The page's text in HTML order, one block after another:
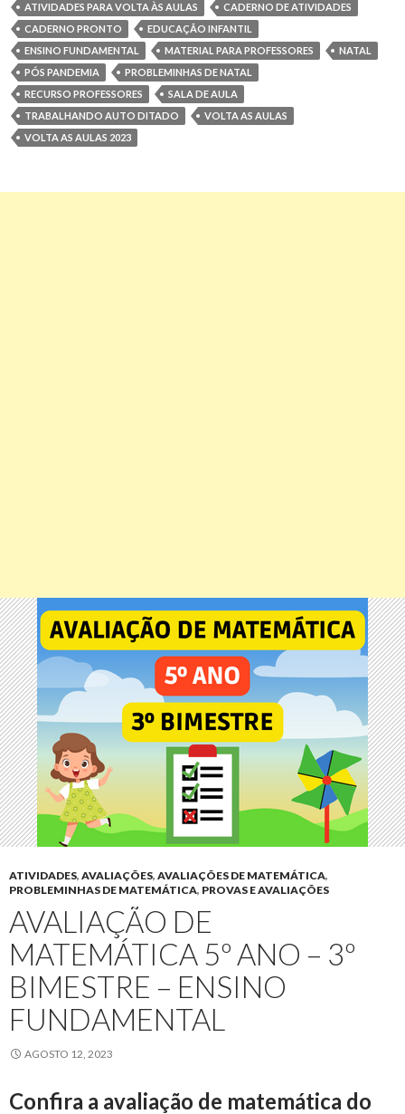
ATIVIDADES PARA VOLTA ÀS AULAS
CADERNO DE ATIVIDADES
CADERNO PRONTO
EDUCAÇÃO INFANTIL
ENSINO FUNDAMENTAL
MATERIAL PARA PROFESSORES
NATAL
PÓS PANDEMIA
PROBLEMINHAS DE NATAL
RECURSO PROFESSORES
SALA DE AULA
TRABALHANDO AUTO DITADO
VOLTA AS AULAS
VOLTA AS AULAS 2023
ATIVIDADES, AVALIAÇÕES, AVALIAÇÕES DE MATEMÁTICA,
PROBLEMINHAS DE MATEMÁTICA, PROVAS E AVALIAÇÕES
AVALIAÇÃO DE
MATEMÁTICA 5º ANO – 3º
BIMESTRE – ENSINO
FUNDAMENTAL
AGOSTO 12, 2023
Confira a avaliação de matemática do